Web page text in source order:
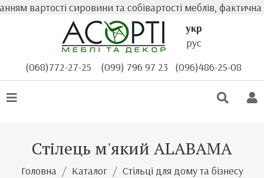
сировини та собівартості меблів, фактична
укр
рус
(068)772-27-25
(099) 796 97 23 (096)486-25-08
Стілець м'який ALABAMA
Головна Каталог
Стільці для дому та бізнесу